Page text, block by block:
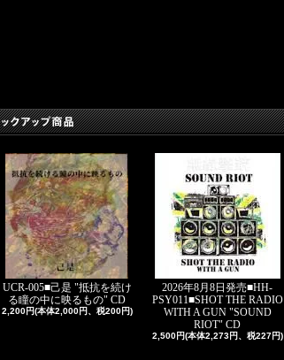
UCR-005■己是 "抵抗を続け
る瞳の中に映るもの" CD
2,200円(本体2,000円、税200円)
2026年8月8日発売■HH-
PSY011■SHOT THE RADIO
WITH A GUN "SOUND
RIOT" CD
2,500円(本体2,273円、税227円)